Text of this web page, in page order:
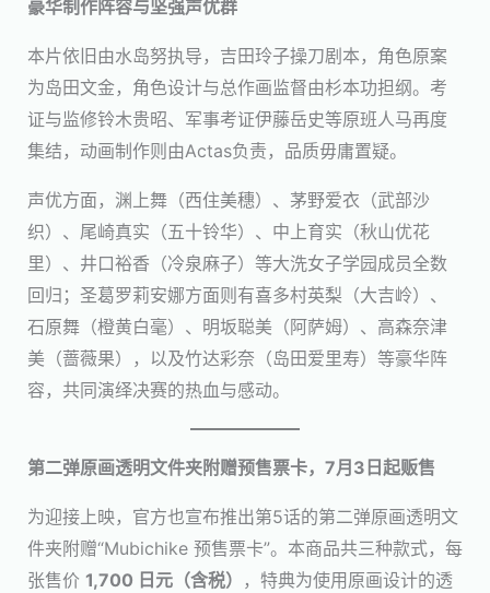
豪华制作阵容与坚强声优群
本片依旧由水岛努执导，吉田玲子操刀剧本，角色原案
为岛田文金，角色设计与总作画监督由杉本功担纲。考
证与监修铃木贵昭、军事考证伊藤岳史等原班人马再度
集结，动画制作则由Actas负责，品质毋庸置疑。
声优方面，渊上舞（西住美穗）、茅野爱衣（武部沙
织）、尾崎真实（五十铃华）、中上育实（秋山优花
里）、井口裕香（冷泉麻子）等大洗女子学园成员全数
回归；圣葛罗莉安娜方面则有喜多村英梨（大吉岭）、
石原舞（橙黄白毫）、明坂聪美（阿萨姆）、高森奈津
美（蔷薇果），以及竹达彩奈（岛田爱里寿）等豪华阵
容，共同演绎决赛的热血与感动。
第二弹原画透明文件夹附赠预售票卡，7月3日起贩售
为迎接上映，官方也宣布推出第5话的第二弹原画透明文
件夹附赠“Mubichike 预售票卡”。本商品共三种款式，每
张售价 1,700 日元（含税）
，特典为使用原画设计的透